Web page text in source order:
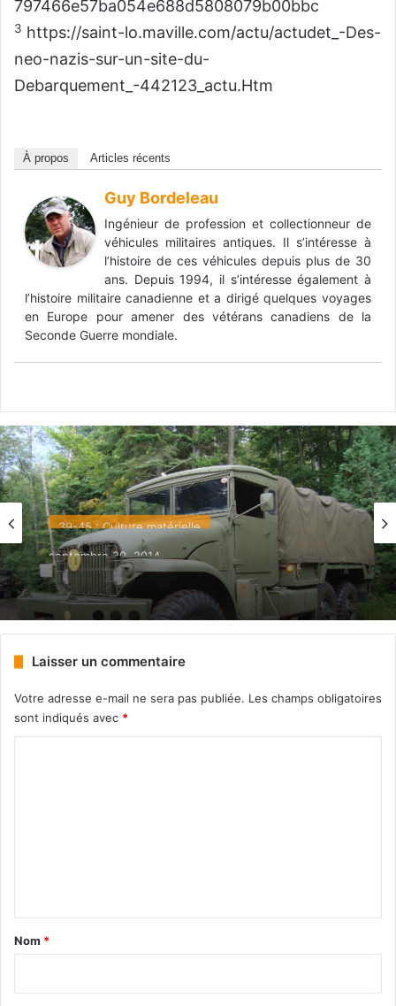
797466e57ba054e688d5808079b00bbc
3 https://saint-lo.maville.com/actu/actudet_-Des-
neo-nazis-sur-un-site-du-
Debarquement_-442123_actu.Htm
À propos Articles récents
Guy Bordeleau
Ingénieur de profession et collectionneur de
véhicules militaires antiques. Il s’intéresse à
l’histoire de ces véhicules depuis plus de 30
ans. Depuis 1994, il s’intéresse également à
l’histoire militaire canadienne et a dirigé quelques voyages
en Europe pour amener des vétérans canadiens de la
Seconde Guerre mondiale.
39-45 : Culture matérielle
septembre 30, 2014
De la patience et de l’huile de bras (1 de 2)
Laisser un commentaire
Votre adresse e-mail ne sera pas publiée. Les champs obligatoires
sont indiqués avec *
a
Nom *